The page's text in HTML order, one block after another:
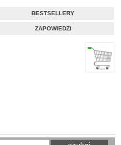
BESTSELLERY
ZAPOWIEDZI